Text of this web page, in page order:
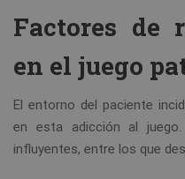
Factores de
en el juego
El entorno del paciente
en esta adicción al
influyentes, entre los que